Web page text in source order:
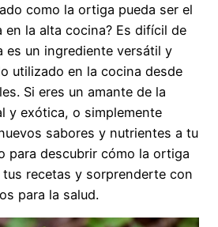
como la ortiga pueda ser el
la alta cocina? Es difícil de
es un ingrediente versátil y
utilizado en la cocina desde
Si eres un amante de la
y exótica, o simplemente
sabores y nutrientes a tu
para descubrir cómo la ortiga
recetas y sorprenderte con
para la salud.